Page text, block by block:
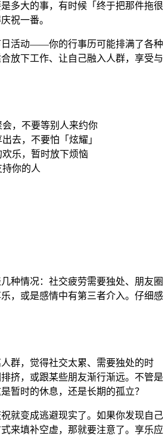
多大的事，有时候「终于把那件拖很
祝一番。
日活动——你的行事历可能排满了各种
放下工作、让自己融入人群，享受与
会，不要等别人来约你
去，不要怕「炫耀」
欢乐，暂时放下烦恼
持你的人
种情况：社交疲劳需要独处、朋友圈
，或是感情中有第三者介入。仔细感
群，觉得社交太累、需要独处的时
挤，或跟某些朋友渐行渐远。不管是
暂时的休息，还是长期的孤立？
就变成逃避现实了。如果你发现自己
来填补空虚，那就要注意了。享乐应